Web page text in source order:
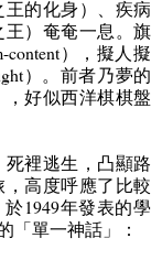
的化身）、疾病
）奄奄一息。旗
content），擬人擬
）。前者乃夢的
好似西洋棋棋盤
裡逃生，凸顯路
高度呼應了比較
於1949年發表的學
「單一神話」：